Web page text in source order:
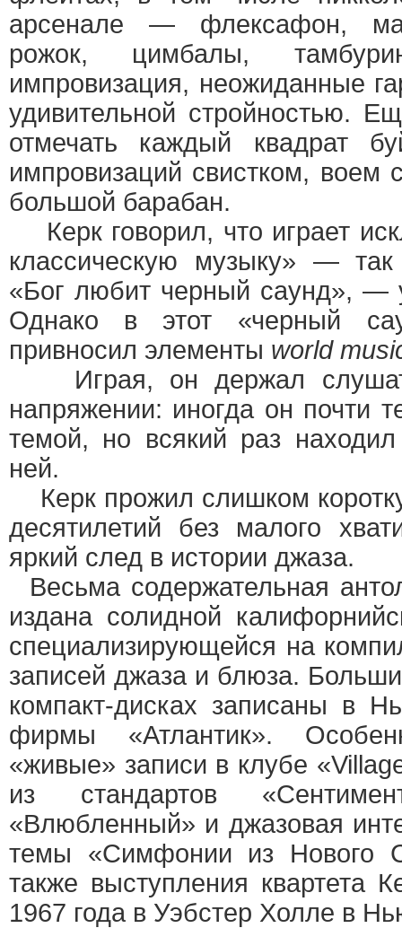
арсенале — флексафон,
рожок, цимбалы,
импровизация, неожиданные
удивительной стройностью.
отмечать каждый квадрат
импровизаций свистком, воем
большой барабан.
Керк говорил, что играет
классическую музыку» —
«Бог любит черный саунд», —
Однако в этот «черный
привносил элементы world
Играя, он держал
напряжении: иногда он почти
темой, но всякий раз
ней.
Керк прожил слишком
десятилетий без малого
яркий след в истории джаза.
Весьма содержательная
издана солидной
специализирующейся на
записей джаза и блюза.
компакт-дисках записаны в
фирмы «Атлантик».
«живые» записи в клубе
из стандартов
«Влюбленный» и джазовая
темы «Симфонии из Нового
также выступления квартета
1967 года в Уэбстер Холле в